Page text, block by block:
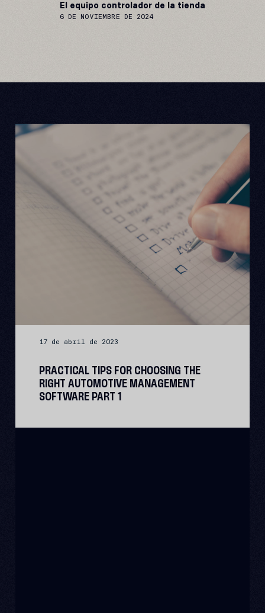
El equipo controlador de la tienda
6 DE NOVIEMBRE DE 2024
17 de abril de 2023
PRACTICAL TIPS FOR CHOOSING THE
RIGHT AUTOMOTIVE MANAGEMENT
SOFTWARE PART 1